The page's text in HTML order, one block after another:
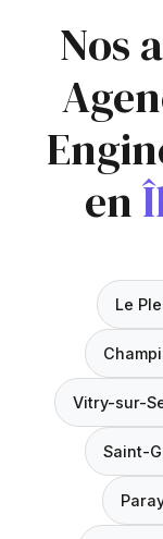
Nos
en
Le
Vitry-sur-
Saint-